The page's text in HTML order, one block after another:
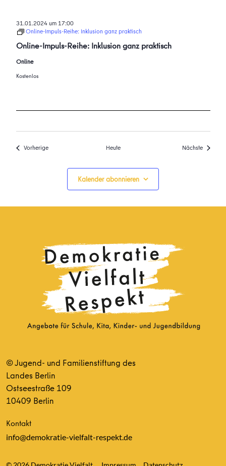
Online-Impuls-Reihe: Inklusion ganz praktisch
31.01.2024 um 17:00
Online-Impuls-Reihe: Inklusion ganz praktisch
Online
Kostenlos
VorherigeVeranstaltungen Heute Nächste
Kalender abonnieren
© Jugend- und Familienstiftung des
Landes Berlin
Ostseestraße 109
10409 Berlin
Kontakt
info@demokratie-vielfalt-respekt.de